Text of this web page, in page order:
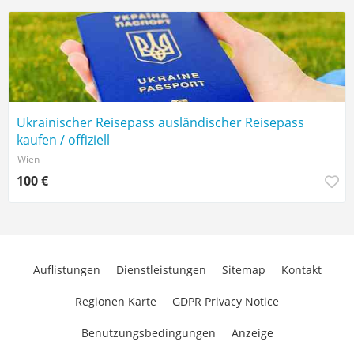
Ukrainischer Reisepass ausländischer Reisepass
kaufen / offiziell
Wien
100 €
Auflistungen Dienstleistungen Sitemap Kontakt
Regionen Karte GDPR Privacy Notice
Benutzungsbedingungen Anzeige